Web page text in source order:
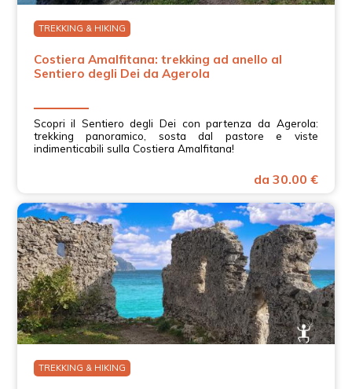
TREKKING & HIKING
Costiera Amalfitana: trekking ad anello al
Sentiero degli Dei da Agerola
Scopri il Sentiero degli Dei con partenza da Agerola:
trekking panoramico, sosta dal pastore e viste
indimenticabili sulla Costiera Amalfitana!
da 30.00 €
TREKKING & HIKING